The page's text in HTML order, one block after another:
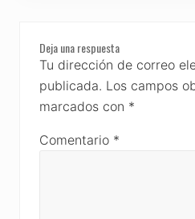
Reader
Interactions
Deja una respuesta
Tu dirección de correo
publicada. Los campos
marcados con *
Comentario *